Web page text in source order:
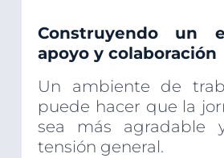
Construyendo un
apoyo y colaboración
Un ambiente de
puede hacer que la
sea más agradable
tensión general.